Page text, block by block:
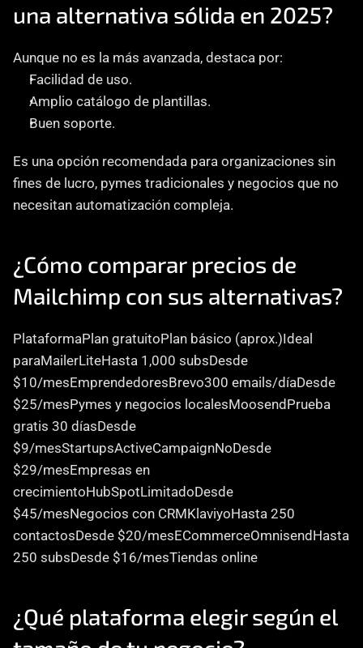
una alternativa sólida en 2025?
Aunque no es la más avanzada, destaca por:
Facilidad de uso.
Amplio catálogo de plantillas.
Buen soporte.
Es una opción recomendada para organizaciones sin
fines de lucro, pymes tradicionales y negocios que no
necesitan automatización compleja.
¿Cómo comparar precios de
Mailchimp con sus alternativas?
PlataformaPlan gratuitoPlan básico (aprox.)Ideal
paraMailerLiteHasta 1,000 subsDesde
$10/mesEmprendedoresBrevo300 emails/díaDesde
$25/mesPymes y negocios localesMoosendPrueba
gratis 30 díasDesde
$9/mesStartupsActiveCampaignNoDesde
$29/mesEmpresas en
crecimientoHubSpotLimitadoDesde
$45/mesNegocios con CRMKlaviyoHasta 250
contactosDesde $20/mesECommerceOmnisendHasta
250 subsDesde $16/mesTiendas online
¿Qué plataforma elegir según el